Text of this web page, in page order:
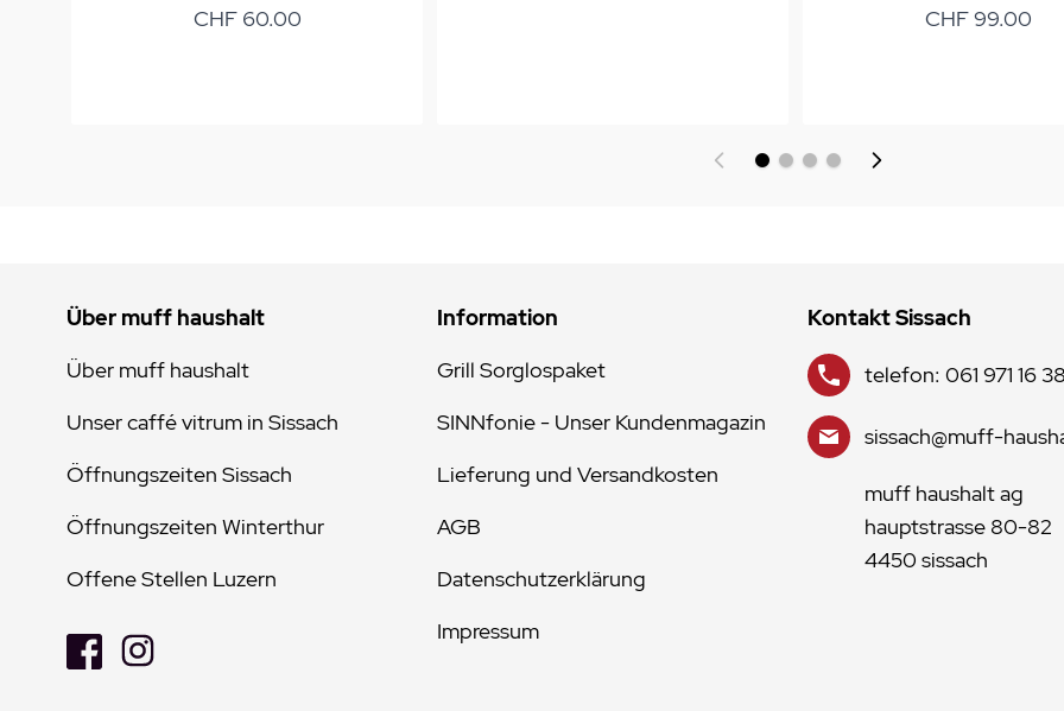
CHF 60.00
CHF 99.00
Über muff haushalt
Über muff haushalt
Unser caffé vitrum in Sissach
Öffnungszeiten Sissach
Öffnungszeiten Winterthur
Offene Stellen Luzern
Information
Grill Sorglospaket
SINNfonie - Unser Kundenmagazin
Lieferung und Versandkosten
AGB
Datenschutzerklärung
Impressum
Kontakt Sissach
telefon: 061 971 16
sissach@muff-
muff haushalt ag
hauptstrasse 80-82
4450 sissach